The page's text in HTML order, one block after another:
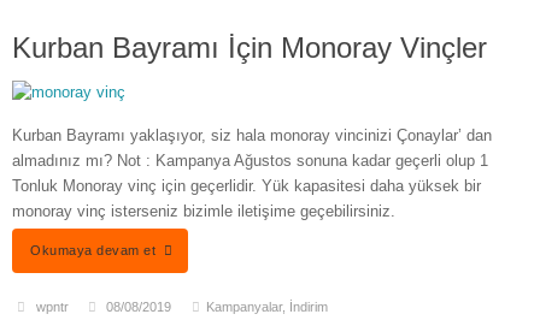
Kurban Bayramı İçin Monoray Vinçler
Kurban Bayramı yaklaşıyor, siz hala monoray vincinizi Çonaylar’ dan
almadınız mı? Not : Kampanya Ağustos sonuna kadar geçerli olup 1
Tonluk Monoray vinç için geçerlidir. Yük kapasitesi daha yüksek bir
monoray vinç isterseniz bizimle iletişime geçebilirsiniz.
Okumaya devam et
wpntr 08/08/2019 Kampanyalar,
İndirim